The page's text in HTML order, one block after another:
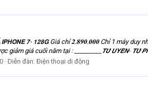
𝟳- 𝟭𝟮𝟴𝗚 Giá chỉ 𝟐.𝟖𝟗𝟎.𝟎𝟎𝟎 Chỉ 1 máy duy
giảm giá cuối năm tại : _________𝙏𝙐̛́ 𝙐𝙔𝙀̂𝙉- 𝙏𝙐̛́
Diễn đàn: Điện thoại di động